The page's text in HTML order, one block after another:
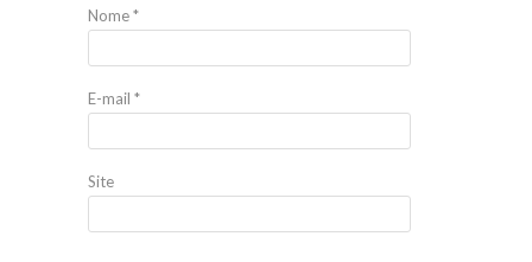
Nome*
E-mail *
Site